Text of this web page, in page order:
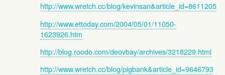
http://www.wretch.cc/blog/kevinsan&article_id=8611205
http://www.ettoday.com/2004/05/01/11050-
1623926.htm
http://blog.roodo.com/deovbay/archives/3218229.html
http://www.wretch.cc/blog/pigbank&article_id=9646793